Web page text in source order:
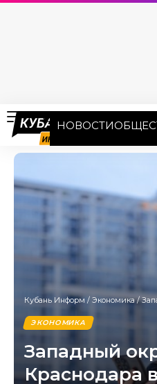
НОВОСТИ
Кубань Информ / Экономика/
ЭКОНОМИКА
Западный
Краснодара